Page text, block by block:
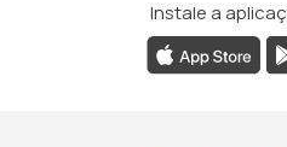
Instale a